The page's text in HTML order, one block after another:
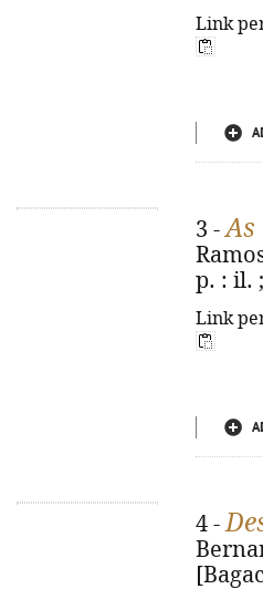
Link
3 -As
p. : il.
Link
4 -